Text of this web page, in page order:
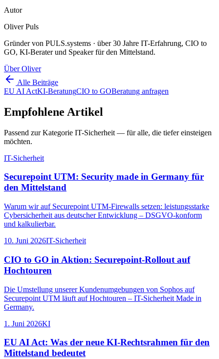
Autor
Oliver Puls
Gründer von PULS.systems · über 30 Jahre IT-Erfahrung, CIO to
GO, KI-Berater und Speaker für den Mittelstand.
Über Oliver
Alle Beiträge
EU AI ActKI-BeratungCIO to GOBeratung anfragen
Empfohlene Artikel
Passend zur Kategorie IT-Sicherheit — für alle, die tiefer einsteigen
möchten.
IT-Sicherheit
Securepoint UTM: Security made in Germany für
den Mittelstand
Warum wir auf Securepoint UTM-Firewalls setzen: leistungsstarke
Cybersicherheit aus deutscher Entwicklung – DSGVO-konform
und kalkulierbar.
10. Juni 2026IT-Sicherheit
CIO to GO in Aktion: Securepoint-Rollout auf
Hochtouren
Die Umstellung unserer Kundenumgebungen von Sophos auf
Securepoint UTM läuft auf Hochtouren – IT-Sicherheit Made in
Germany.
1. Juni 2026KI
EU AI Act: Was der neue KI-Rechtsrahmen für den
Mittelstand bedeutet